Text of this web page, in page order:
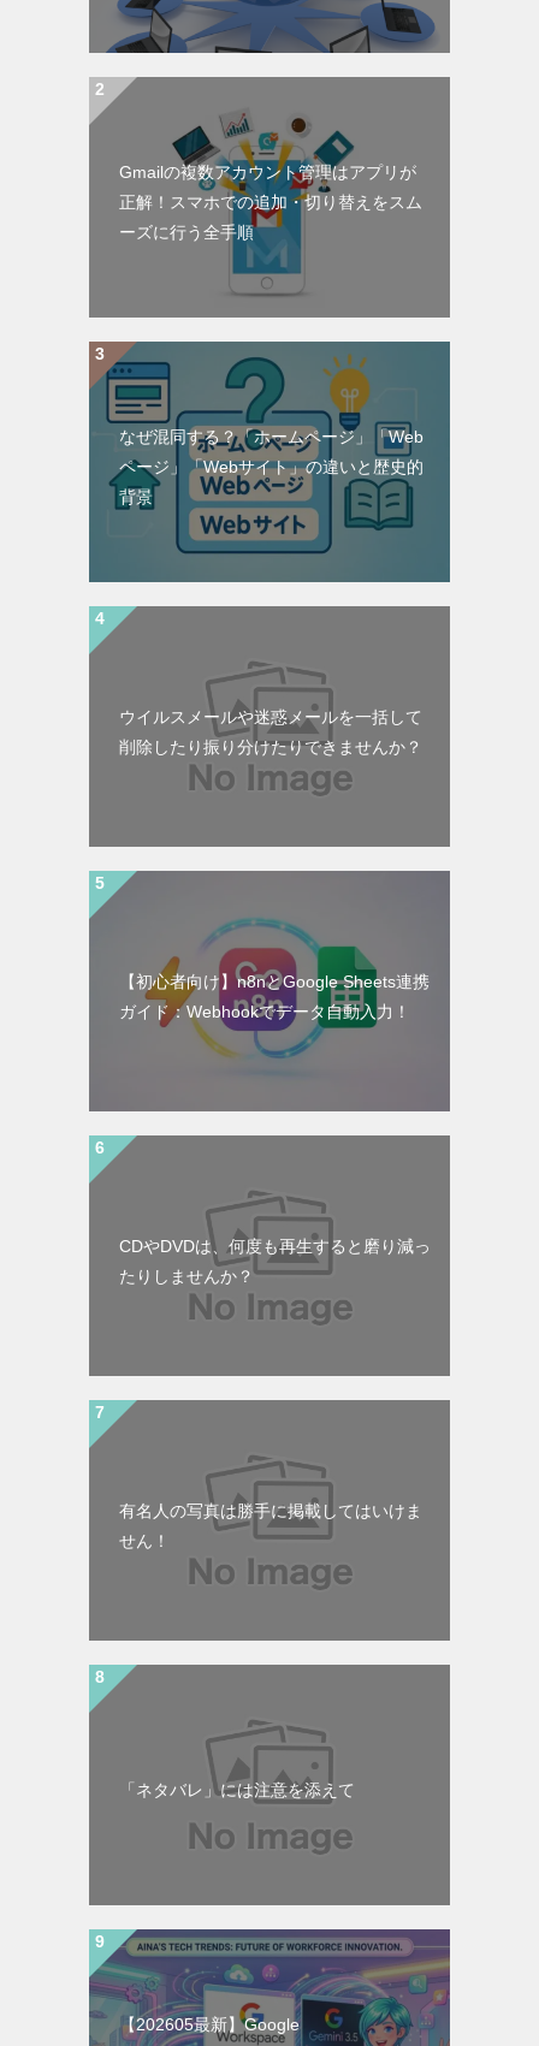
Gmailの複数アカウント管理はアプリが
正解！スマホでの追加・切り替えをスム
ーズに行う全手順
なぜ混同する？「ホームページ」「Web
ページ」「Webサイト」の違いと歴史的
背景
ウイルスメールや迷惑メールを一括して
削除したり振り分けたりできませんか？
【初心者向け】n8nとGoogle Sheets連携
ガイド：Webhookでデータ自動入力！
CDやDVDは、何度も再生すると磨り減っ
たりしませんか？
有名人の写真は勝手に掲載してはいけま
せん！
「ネタバレ」には注意を添えて
【202605最新】Google